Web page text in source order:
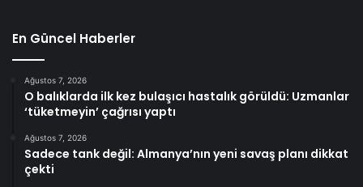
En Güncel Haberler
Ağustos 7, 2026
O balıklarda ilk kez bulaşıcı hastalık görüldü: Uzmanlar
‘tüketmeyin’ çağrısı yaptı
Ağustos 7, 2026
Sadece tank değil: Almanya’nın yeni savaş planı dikkat
çekti